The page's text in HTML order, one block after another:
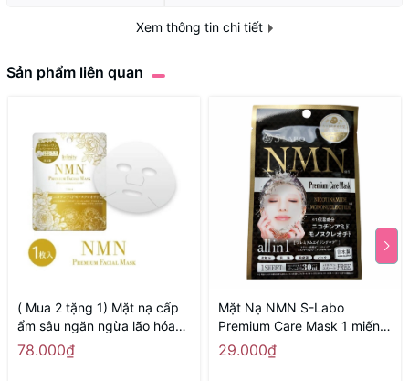
Thành phần
gel
Định lượng 30ml
Xem thông tin chi tiết
Sản phẩm liên quan
( Mua 2 tặng 1) Mặt nạ cấp
ẩm sâu ngăn ngừa lão hóa
My Lover's NMN Premium
Facial Mask - Hàng Nhật nội
78.000₫
Mặt Nạ NMN S-Labo
Premium Care Mask 1 miếng
- Hàng Nhật nội địa
29.000₫